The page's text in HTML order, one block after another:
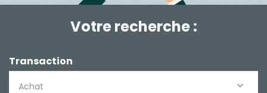
Votre recherche :
Transaction
Achat